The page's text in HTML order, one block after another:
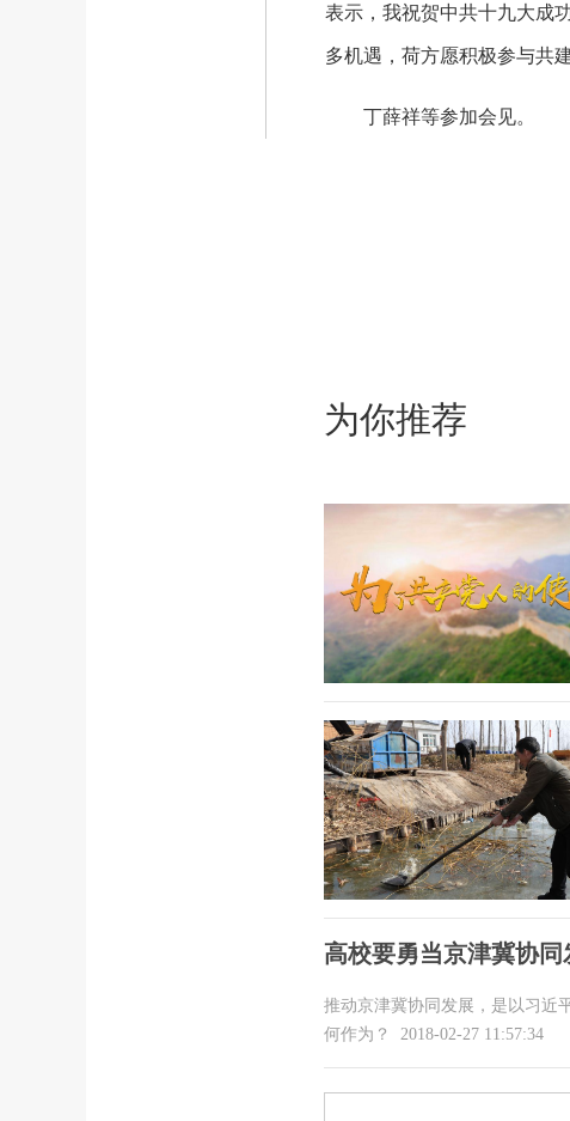
表示，我祝贺中共十九大成
多机遇，荷方愿积极参与共
丁薛祥等参加会见。
为你推荐
高校要勇当京津冀协
推动京津冀协同发展，是以习近
何作为？
2018-02-27 11:57:34